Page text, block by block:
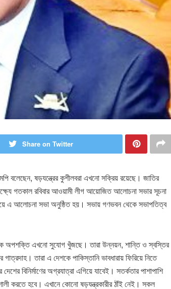
Share on Twitter
বলেছেন, ষড়যন্ত্রের কুশীলবরা এখনো সক্রিয় রয়েছে। জাতির
গতকাল রবিবার আওয়ামী লীগ আয়োজিত আলোচনা সভার সূচনা
এ আলোচনা সভা অনুষ্ঠিত হয়। সভায় গণভবন থেকে সভাপতিত্ব
অপশক্তি এখনো সুযোগ খুঁজছে। তারা উন্নয়ন, শান্তি ও স্বস্তির
তারা এ দেশকে পাকিস্তানি ভাবধারায় ফিরিয়ে নিতে
বিনির্মাণের অগ্রযাত্রা এগিয়ে যাবেই। সতর্কতার পাশাপাশি
করতে হবে। এখানে কোনো ষড়যন্ত্রকারীর ঠাঁই নেই। সকল